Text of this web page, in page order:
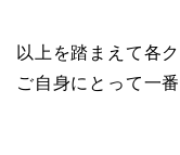
以上を踏まえて各
ご自身にとって一